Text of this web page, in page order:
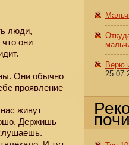
люди,
они
Они обычно
проявление
живут
Держишь
Верю